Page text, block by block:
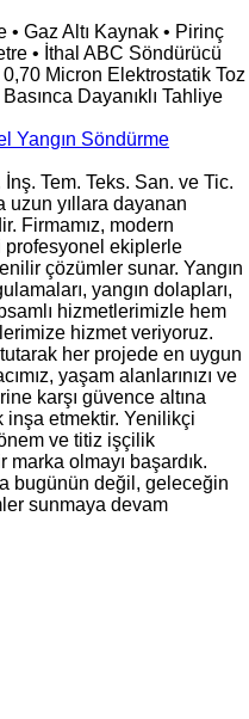
Gaz Altı Kaynak • Pirinç
• İthal ABC Söndürücü
0,70 Micron Elektrostatik Toz
Dayanıklı Tahliye
Tem. Teks. San. ve Tic.
uzun yıllara dayanan
Firmamız, modern
profesyonel ekiplerle
çözümler sunar. Yangın
yangın dolapları,
hizmetlerimizle hem
hizmet veriyoruz.
her projede en uygun
yaşam alanlarınızı ve
karşı güvence altına
etmektir. Yenilikçi
ve titiz işçilik
marka olmayı başardık.
bugünün değil, geleceğin
sunmaya devam